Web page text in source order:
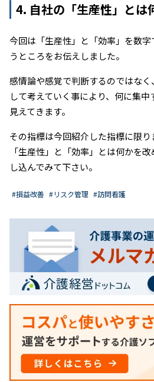
4. 自社の「生産性」とは
今回は「生産性」と「効率」を数
うところをお伝えしました。
感情論や感覚で判断するのではな
して考えていく事により、何に集
見えてきます。
その指標は今回紹介した指標に限
「生産性」と「効率」とは何かを
し込んでみて下さい。
#損益改善 #リスク管理 #訪問看護